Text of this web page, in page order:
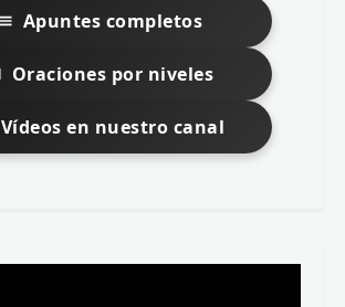
Apuntes completos
Oraciones por niveles
Vídeos en nuestro canal